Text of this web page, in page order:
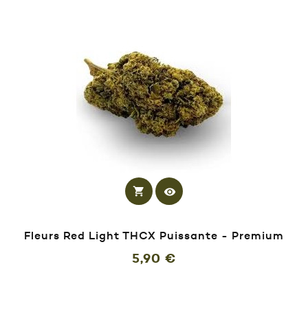
shopping_cart visibility
Fleurs Red Light THCX Puissante - Premium
5,90 €